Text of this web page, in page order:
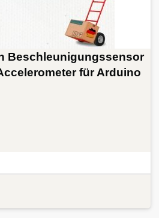
Beschleunigungssensor
für Arduino